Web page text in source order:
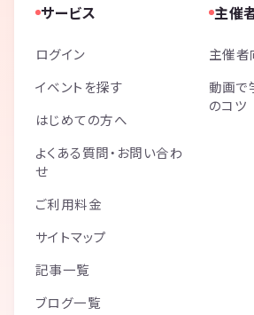
サービス
ログイン
イベントを探す
はじめての方へ
よくある質問・お問い合わ
せ
ご利用料金
サイトマップ
記事一覧
ブログ一覧
主催
主催者
動画で
のコツ